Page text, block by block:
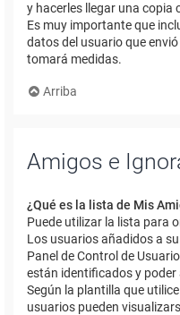
y hacerles llegar una copia
Es muy importante que
datos del usuario que
tomará medidas.
Arriba
Amigos e
¿Qué es la lista de Mis
Puede utilizar la lista para
Los usuarios añadidos a
Panel de Control de
están identificados y poder
Según la plantilla que
usuarios pueden